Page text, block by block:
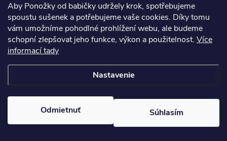
Aby Ponožky od babičky udržely krok, spotřebujeme
spoustu sušenek a potřebujeme vaše cookies. Díky tomu
vám umožníme pohodlné prohlížení webu, ale budeme
schopní zlepšovat jeho funkce, výkon a použitelnost. Více
informací tady
Nastavenie
Odmietnuť Súhlasím
Ponúkame vám
Ponožky od babičky. Všetky práva vyhradené.